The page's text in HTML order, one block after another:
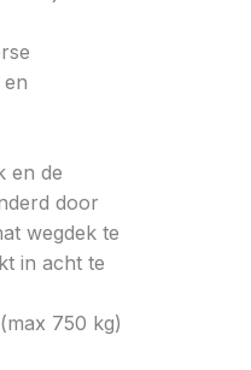
en de
door
wegdek te
in acht te
750 kg)